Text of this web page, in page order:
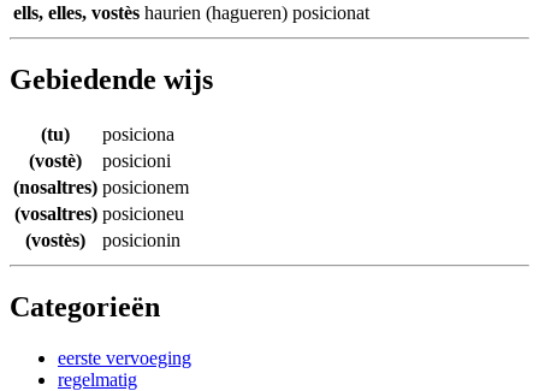
ells, elles, vostès haurien (hagueren) posicionat
Gebiedende wijs
(tu)
posiciona
(vostè)
posicioni
(nosaltres) posicionem
(vosaltres) posicioneu
(vostès)
posicionin
Categorieën
eerste vervoeging
regelmatig